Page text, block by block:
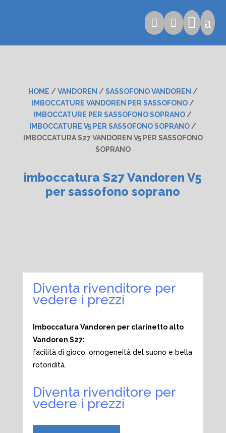
   a
HOME / VANDOREN / SASSOFONO VANDOREN /
IMBOCCATURE VANDOREN PER SASSOFONO/
IMBOCCATURE PER SASSOFONO SOPRANO /
IMBOCCATURE V5 PER SASSOFONO SOPRANO /
IMBOCCATURA S27 VANDOREN V5 PER SASSOFONO
SOPRANO
imboccatura S27 Vandoren V5
per sassofono soprano
Diventa rivenditore per
vedere i prezzi
Imboccatura Vandoren per clarinetto alto
Vandoren S27:
facilità di gioco, omogeneità del suono e bella
rotondità.
Diventa rivenditore per
vedere i prezzi